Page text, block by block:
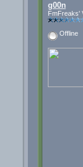
g00n
FmFreaks'
Offline